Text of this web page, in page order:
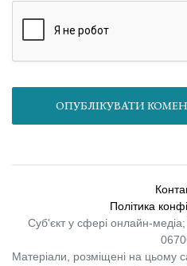
ОПУБЛІКУВАТИ
Політика
Суб'єкт у сфері онлайн-
Матеріали, розміщені на цьому